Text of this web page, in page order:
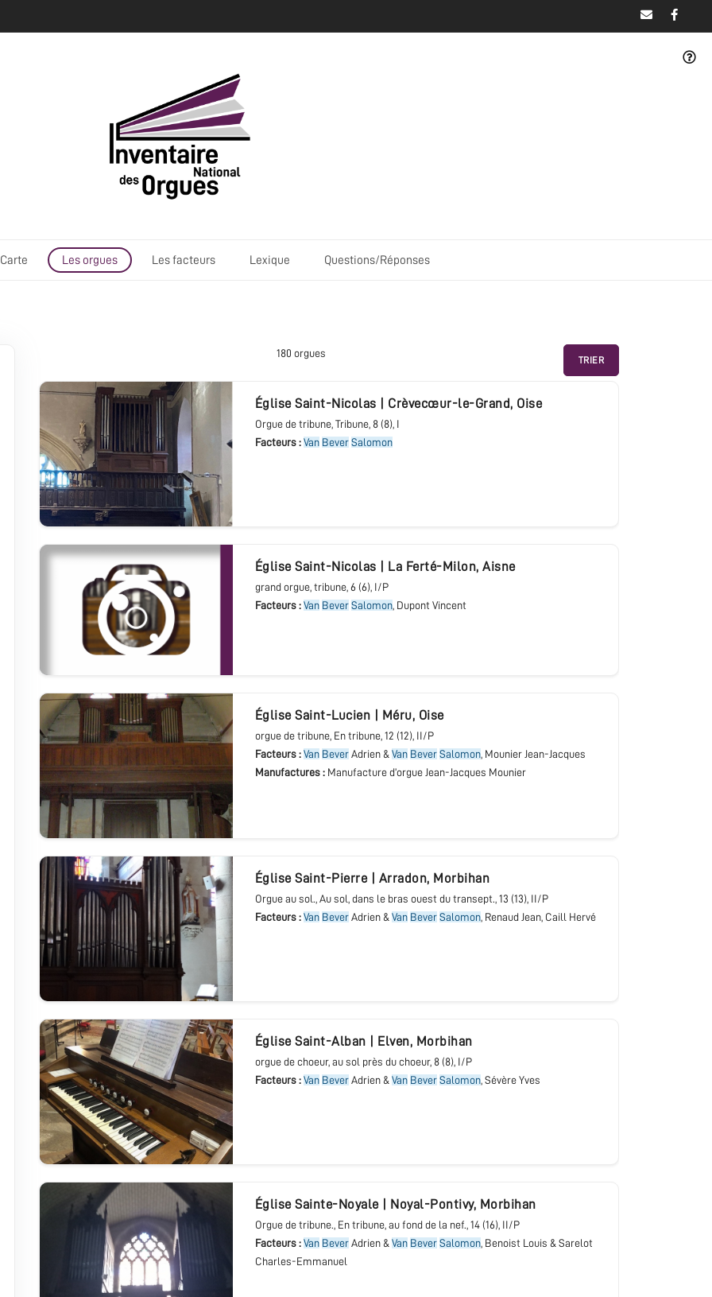
Carte Les orgues Les facteurs Lexique Questions/Réponses
TRIER
180 orgues
église Saint-Nicolas Crèvecœur-le-Grand, Oise
Orgue de tribune, Tribune, 8 (8), I
Facteurs : Van Bever Salomon
église Saint-Nicolas La Ferté-Milon,Aisne
grand orgue, tribune, 6 (6), I/P
Facteurs : Van Bever Salomon, Dupont Vincent
église Saint-Lucien Méru, Oise
orgue de tribune, En tribune, 12 (12), II/P
Facteurs : Van BeverAdrien & Van Bever Salomon, Mounier Jean-Jacques
Manufactures : Manufacture d’orgue Jean-Jacques Mounier
église Saint-Pierre| Arradon, Morbihan
Orgue au sol., Au sol, dans le bras ouest du transept., 13 (13), II/P
Facteurs : Van BeverAdrien & Van Bever Salomon, Renaud Jean, Caill Hervé
église Saint-Alban Elven, Morbihan
orgue de choeur, au sol près du choeur, 8 (8), I/P
Facteurs : Van BeverAdrien & Van Bever Salomon, Sévère Yves
Église Sainte-Noyale| Noyal-Pontivy, Morbihan
Orgue de tribune., En tribune, au fond de la nef., 14 (16), II/P
Facteurs : Van BeverAdrien & Van Bever Salomon, Benoist Louis & Sarelot
Charles-Emmanuel